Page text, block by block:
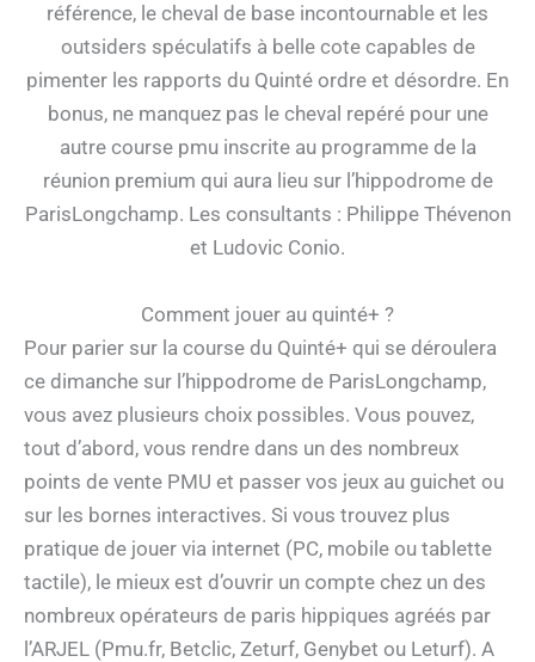
référence, le cheval de base incontournable et les
outsiders spéculatifs à belle cote capables de
pimenter les rapports du Quinté ordre et désordre. En
bonus, ne manquez pas le cheval repéré pour une
autre course pmu inscrite au programme de la
réunion premium qui aura lieu sur l’hippodrome de
ParisLongchamp. Les consultants : Philippe Thévenon
et Ludovic Conio.
Comment jouer au quinté+ ?
Pour parier sur la course du Quinté+ qui se déroulera
ce dimanche sur l’hippodrome de ParisLongchamp,
vous avez plusieurs choix possibles. Vous pouvez,
tout d’abord, vous rendre dans un des nombreux
points de vente PMU et passer vos jeux au guichet ou
sur les bornes interactives. Si vous trouvez plus
pratique de jouer via internet (PC, mobile ou tablette
tactile), le mieux est d’ouvrir un compte chez un des
nombreux opérateurs de paris hippiques agréés par
l’ARJEL (Pmu.fr, Betclic, Zeturf, Genybet ou Leturf). A